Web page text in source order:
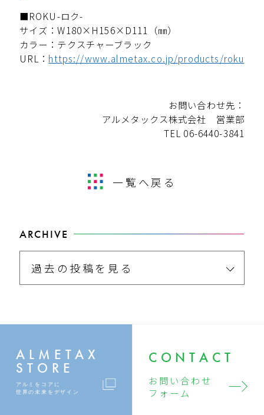
■ROKU-ロク-
サイズ：W180×H156×D111（㎜）
カラー：テクスチャーブラック
URL： https://www.almetax.co.jp/products/roku
お問い合わせ先：
アルメタックス株式会社 営業部
TEL 06-6440-3841
一覧へ戻る
ARCHIVE
過去の投稿を見る
ALMETAX
STORE
アルミをコアに
世界の未来をデザイン
CONTACT
お問い合わせ
フォーム